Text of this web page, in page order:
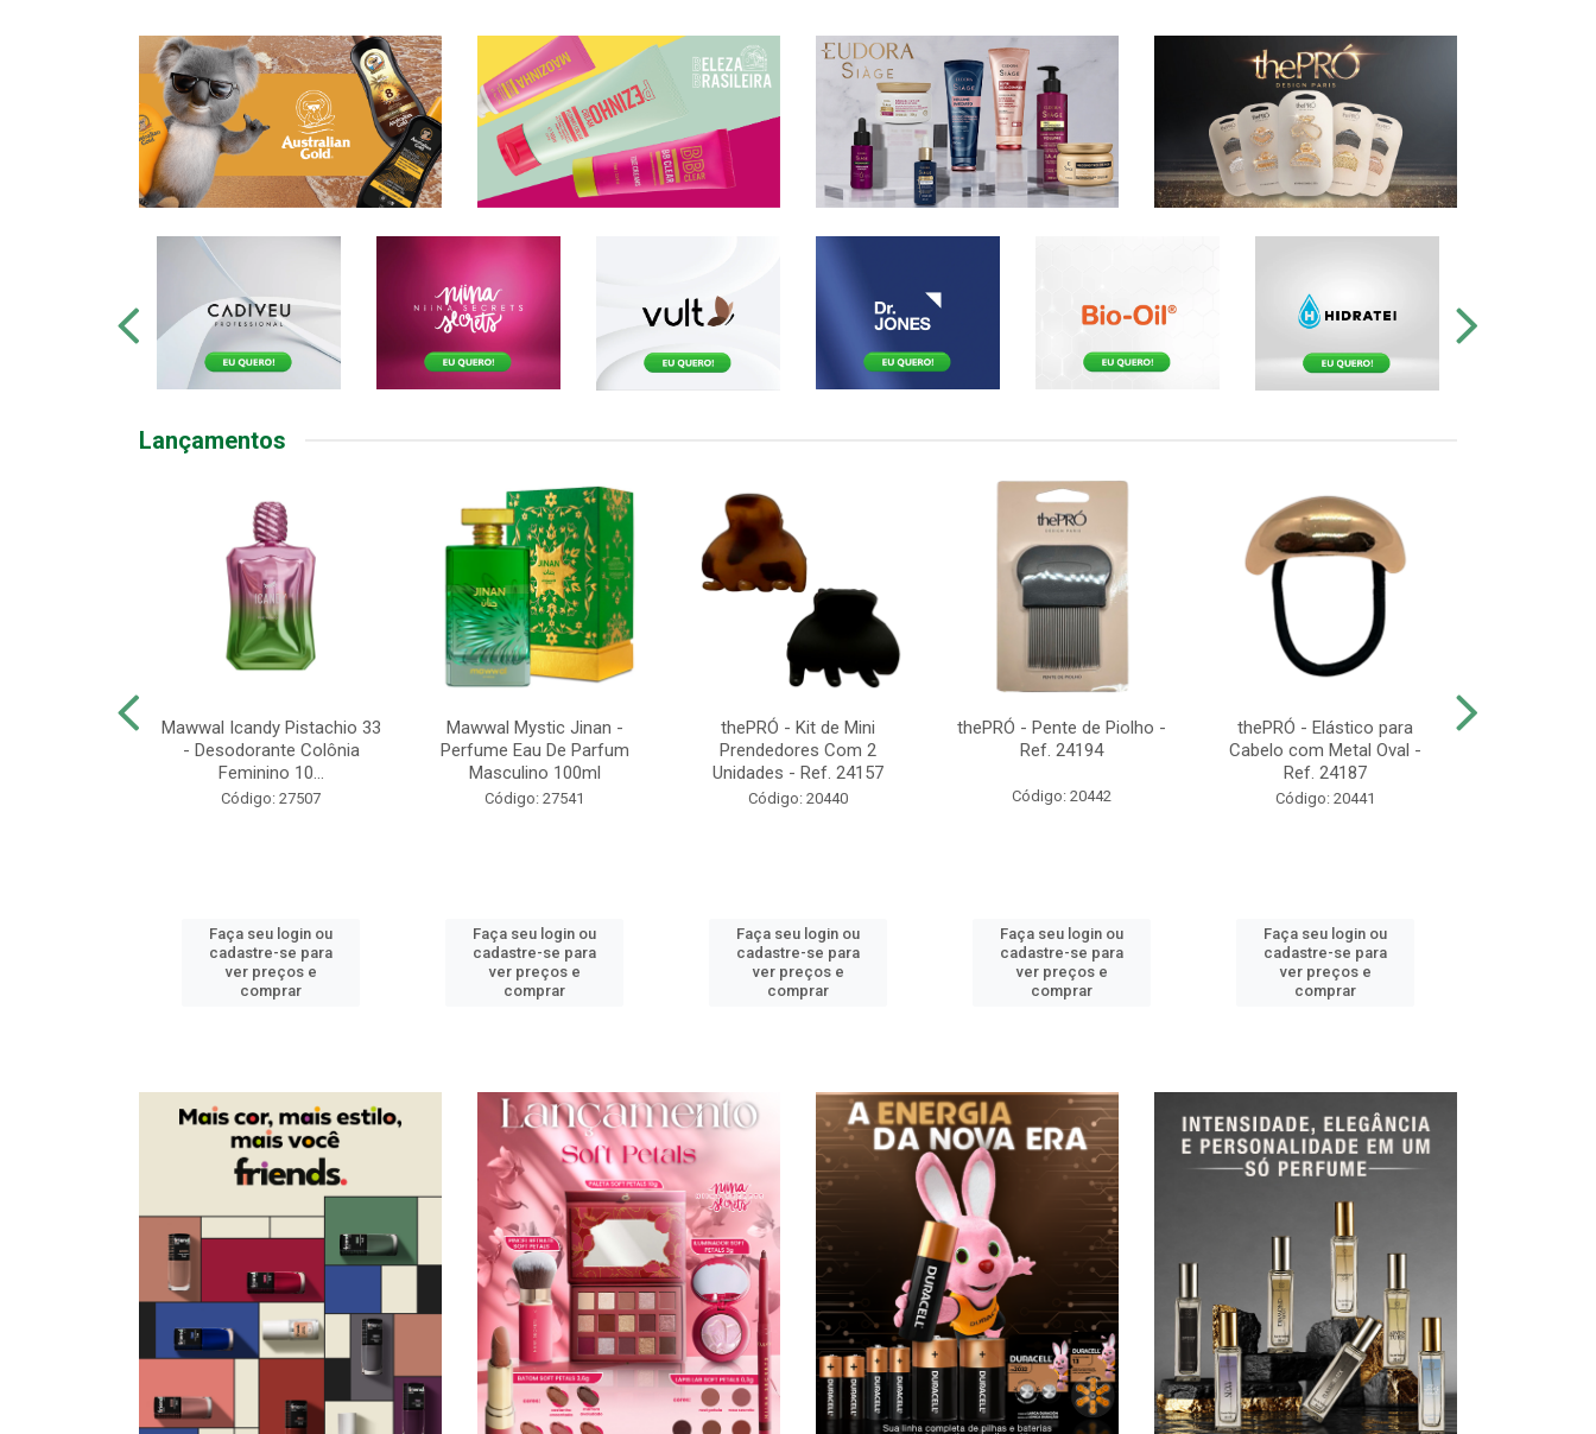
Lançamentos
Mawwal Icandy Pistachio 33
- Desodorante Colônia
Feminino 10...
Código: 27507
Faça seu login ou
cadastre-se para
ver preços e
comprar
Mawwal Mystic Jinan -
Perfume Eau De Parfum
Masculino 100ml
Código: 27541
Faça seu login ou
cadastre-se para
ver preços e
comprar
thePRÓ - Kit de Mini
Prendedores Com 2
Unidades - Ref. 24157
Código: 20440
Faça seu login ou
cadastre-se para
ver preços e
comprar
thePRÓ - Pente de Piolho -
Ref. 24194
Código: 20442
Faça seu login ou
cadastre-se para
ver preços e
comprar
thePRÓ - Elástico para
Cabelo com Metal Oval -
Ref. 24187
Código: 20441
Faça seu login ou
cadastre-se para
ver preços e
comprar